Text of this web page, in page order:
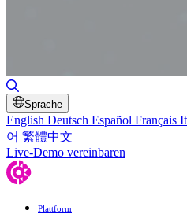
Sprache
English Deutsch Español Français
어 繁體中文
Live-Demo vereinbaren
Plattform